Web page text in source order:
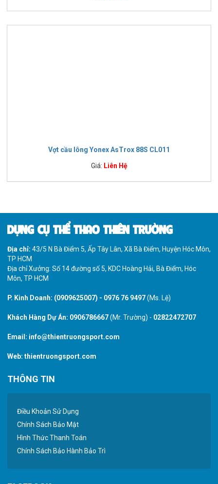
Vợt cầu lông Yonex AsTrox 88S CL011
Giá: Liên Hệ
DỤNG CỤ THỂ THAO THIÊN TRƯỜNG
Địa chỉ: 43/5 N Bà Điểm 5, Ấp Tây Lân, Xã Bà Điểm, Huyện Hóc Môn,
TP HCM
Địa chỉ Xưởng: Số 14 đường số 5, KDC Hoàng Hải, Bà Điểm, Hóc
Môn, TP HCM
P. Kinh Doanh: (0909625007) - 0976 76 9497(Ms. Lệ)
Khách Hàng Dự Án: 0906786667(Mr. Trường) - 02822472707
Email: info@thientruongsport.com
Web: thientruongsport.com
THÔNG TIN
Điều Khoản Sử Dụng
Chính Sách Bảo Mật
Hình Thức Thanh Toán
Chính Sách Bảo Hành Bảo Trì